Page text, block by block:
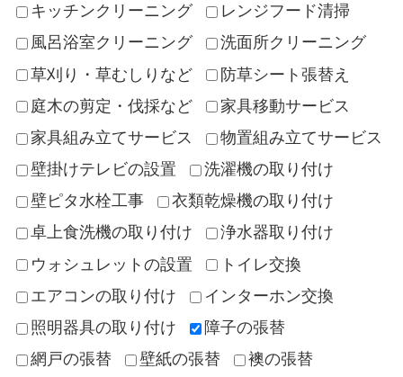
キッチンクリーニング
レンジフード清掃
風呂浴室クリーニング
洗面所クリーニング
草刈り・草むしりなど
防草シート張替え
庭木の剪定・伐採など
家具移動サービス
家具組み立てサービス
物置組み立てサービス
壁掛けテレビの設置
洗濯機の取り付け
壁ピタ水栓工事
衣類乾燥機の取り付け
卓上食洗機の取り付け
浄水器取り付け
ウォシュレットの設置
トイレ交換
エアコンの取り付け
インターホン交換
照明器具の取り付け
障子の張替
網戸の張替
壁紙の張替
襖の張替